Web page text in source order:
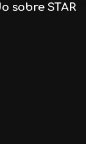
sobre STAR